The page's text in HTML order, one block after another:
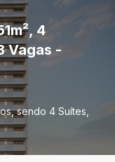
4
Vagas -
sendo 4 Suítes,